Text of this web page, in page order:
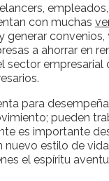
empleados,
con muchas
generar convenios,
a ahorrar en
empresarial
para
pueden
es importante
estilo de
el espíritu